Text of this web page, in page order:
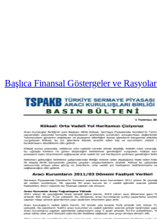
Başlıca Finansal Göstergeler ve